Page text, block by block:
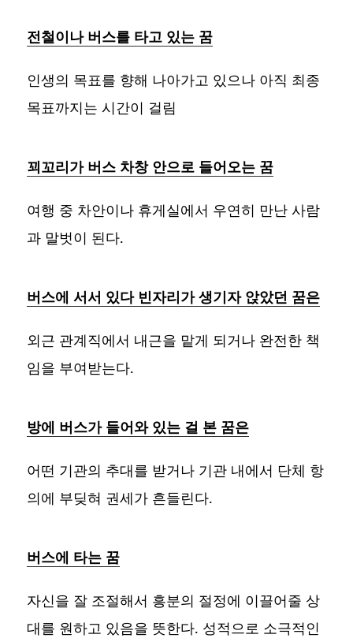
전철이나 버스를 타고 있는 꿈
인생의 목표를 향해 나아가고 있으나 아직 최종
목표까지는 시간이 걸림
꾀꼬리가 버스 차창 안으로 들어오는 꿈
여행 중 차안이나 휴게실에서 우연히 만난 사람
과 말벗이 된다.
버스에 서서 있다 빈자리가 생기자 앉았던 꿈은
외근 관계직에서 내근을 맡게 되거나 완전한 책
임을 부여받는다.
방에 버스가 들어와 있는 걸 본 꿈은
어떤 기관의 추대를 받거나 기관 내에서 단체 항
의에 부딪혀 권세가 흔들린다.
버스에 타는 꿈
자신을 잘 조절해서 흥분의 절정에 이끌어줄 상
대를 원하고 있음을 뜻한다. 성적으로 소극적인